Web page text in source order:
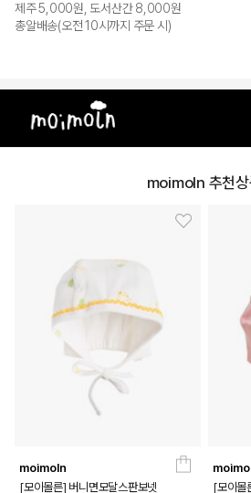
PRODUCT
제주 5,000원, 도서산간 8,000원
총알배송(오전 10시까지 주문 시)
moimoln 추천상
moimoln
[모이몰른] 버니면모달스판보넷
[모이몰